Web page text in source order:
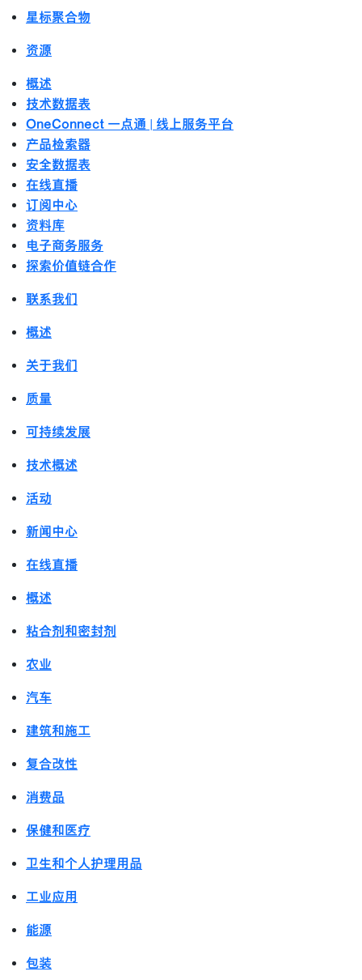
星标聚合物
资源
概述
技术数据表
OneConnect 一点通 | 线上服务平台
产品检索器
安全数据表
在线直播
订阅中心
资料库
电子商务服务
探索价值链合作
联系我们
概述
关于我们
质量
可持续发展
技术概述
活动
新闻中心
在线直播
概述
粘合剂和密封剂
农业
汽车
建筑和施工
复合改性
消费品
保健和医疗
卫生和个人护理用品
工业应用
能源
包装